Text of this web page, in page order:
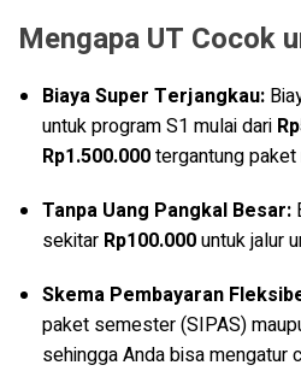
Mengapa UT Cocok
Biaya Super Terjangkau:
untuk program S1 mulai dari
Rp1.500.000tergantung paket
Tanpa Uang Pangkal Besar:
sekitar Rp100.000untuk jalur
Skema Pembayaran
paket semester (SIPAS)
sehingga Anda bisa mengatur